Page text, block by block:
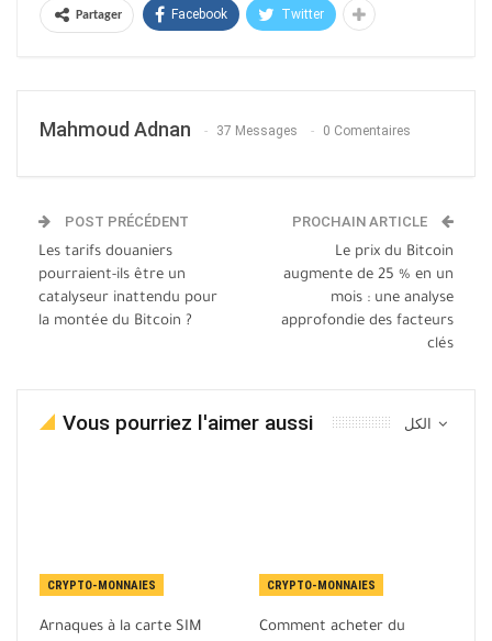
Partager Facebook Twitter
Mahmoud Adnan 37 Messages 0 Comentaires
POST PRÉCÉDENT
Les tarifs douaniers
pourraient-ils être un
catalyseur inattendu pour
la montée du Bitcoin ?
PROCHAIN ARTICLE
Le prix du Bitcoin
augmente de 25 % en un
mois : une analyse
approfondie des facteurs
clés
Vous pourriez l'aimer aussi
CRYPTO-MONNAIES
Arnaques à la carte SIM
CRYPTO-MONNAIES
Comment acheter du